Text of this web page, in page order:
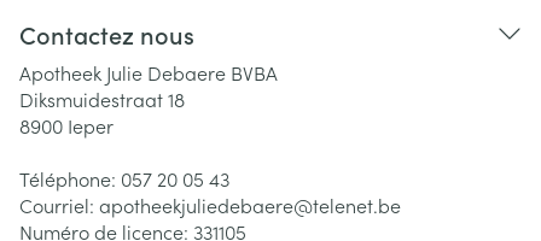
Contactez nous
Apotheek Julie Debaere BVBA
Diksmuidestraat 18
8900 Ieper
Téléphone: 057 20 05 43
Courriel: apotheekjuliedebaere@telenet.be
Numéro de licence: 331105